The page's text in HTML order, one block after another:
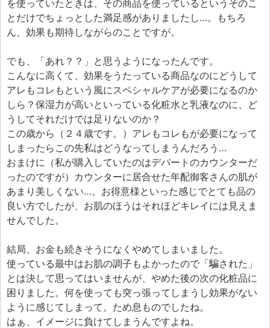
を使っていたときは、その商品を使っているというそのこ
とだけでちょっとした満足感がありましたし…。もちろ
ん、効果も期待しながらのことですが。
でも、「あれ？？」と思うようになったんです。
こんなに高くて、効果をうたっている商品なのにどうして
アレもコレもという風にスペシャルケアが必要になるのか
しら？保湿力が高いといっている化粧水と乳液なのに、ど
うしてそれだけでは足りないのか？
この歳から（２４歳です。）アレもコレもが必要になって
しまったらこの先私はどうなってしまうんだろう…
おまけに（私が購入していたのはデパートのカウンターだ
ったのですが）カウンターに居合せた年配御客さんの肌が
あまり美しくない…。お得意様といった感じでとても品の
良い方でしたが、お肌のほうはそれほどキレイには見えま
せんでした。
結局、お金も続きそうになくやめてしまいました。
使っている最中はお肌の調子もよかったので「騙された」
とは決して思ってはいませんが、やめた後の次の化粧品に
困りました。何を使っても突っ張ってしまうし効果がない
ように感じてしまって。ため息ものでしたね。
はぁ、イメージに負けてしまうんですよね。